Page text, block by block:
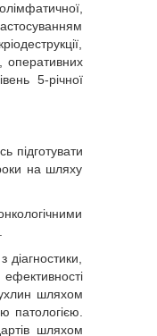
оперативних
5-річної
підготувати
на шляху
шляхом
патологією.
шляхом